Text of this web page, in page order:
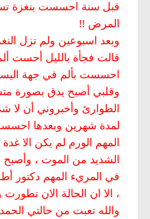
قبل سنة احسست بنغزة
المرض !!
وبعد اسبوعين ولم تزل
قالت فجأة بالليل أحست
احسست بألم في جهة
وقلبي أصبح يدق بصورة
الطوارئ وأخبروني أن
لمدة شهرين وبعدها
المهم الورم لم يكن الا
الشديد من الموت ،
في المريء المهم دكتور
، الا ان الحالة الان
والله تعبت من حالتي